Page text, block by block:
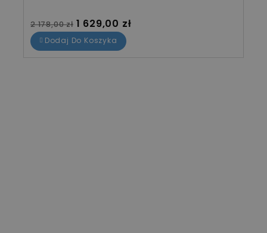
Cena standardowa
2 178,00 zł Cena
1 629,00 zł
Dodaj Do Koszyka